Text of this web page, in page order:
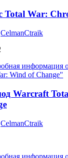
Total War:
CelmanCtraik
Warcraft
CelmanCtraik